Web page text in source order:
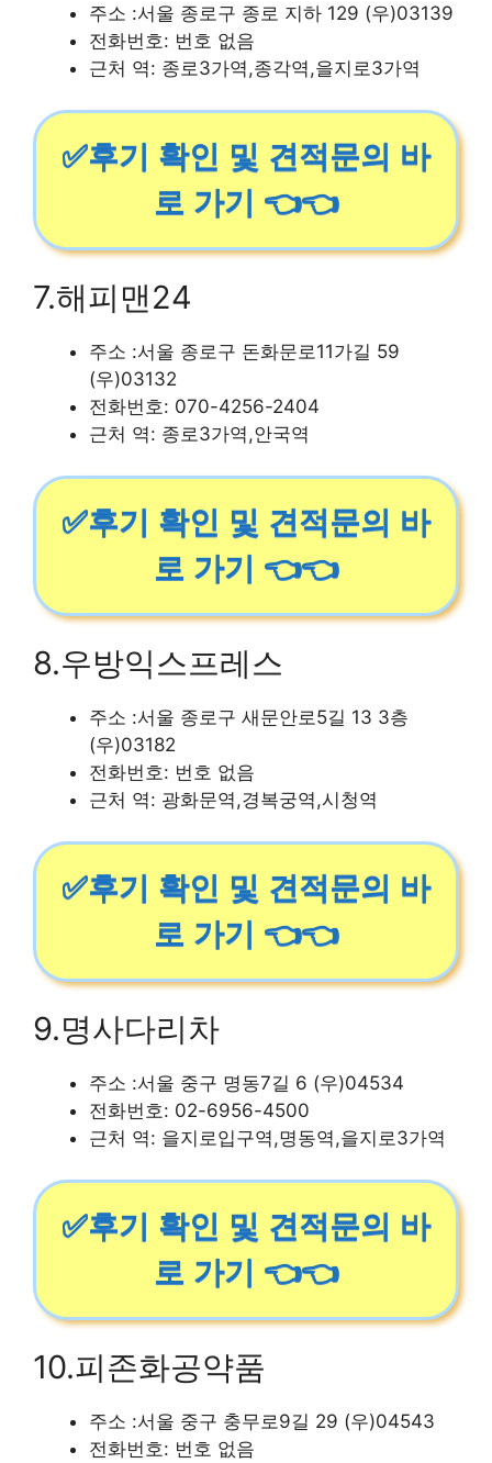
주소 :서울 종로구 종로 지하 129 (우)03139
전화번호: 번호 없음
근처 역: 종로3가역,종각역,을지로3가역
✅후기 확인 및 견적문의 바
로 가기 👈👈
7.해피맨24
주소 :서울 종로구 돈화문로11가길 59
(우)03132
전화번호: 070-4256-2404
근처 역: 종로3가역,안국역
✅후기 확인 및 견적문의 바
로 가기 👈👈
8.우방익스프레스
주소 :서울 종로구 새문안로5길 13 3층
(우)03182
전화번호: 번호 없음
근처 역: 광화문역,경복궁역,시청역
✅후기 확인 및 견적문의 바
로 가기 👈👈
9.명사다리차
주소 :서울 중구 명동7길 6 (우)04534
전화번호: 02-6956-4500
근처 역: 을지로입구역,명동역,을지로3가역
✅후기 확인 및 견적문의 바
로 가기 👈👈
10.피존화공약품
주소 :서울 중구 충무로9길 29 (우)04543
전화번호: 번호 없음